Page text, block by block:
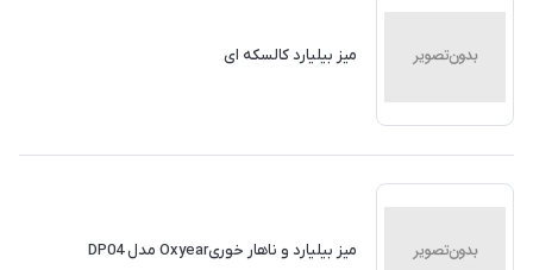
میز بیلیارد کالسکه ای
میز بیلیارد و ناهار خوریOxyear مدل DP04